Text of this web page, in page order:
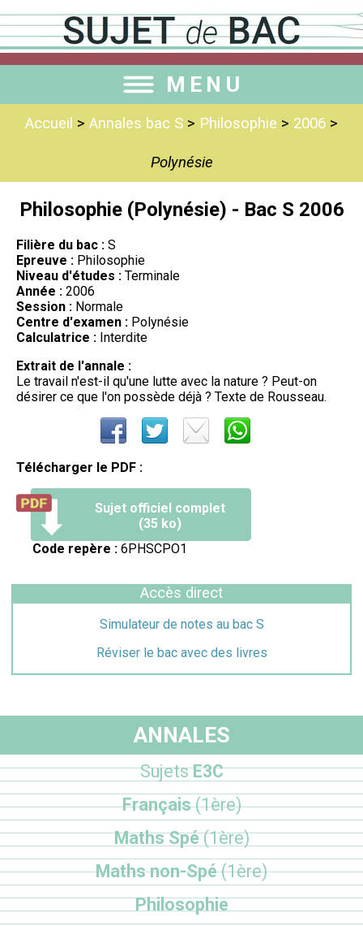
MENU
Accueil > Annales bac S > Philosophie > 2006 >
Polynésie
Philosophie (Polynésie) - Bac S 2006
Filière du bac : S
Epreuve : Philosophie
Niveau d'études : Terminale
Année : 2006
Session : Normale
Centre d'examen : Polynésie
Calculatrice : Interdite
Extrait de l'annale :
Le travail n'est-il qu'une lutte avec la nature ? Peut-on
désirer ce que l'on possède déjà ? Texte de Rousseau.
Télécharger le PDF :
Sujet officiel complet
(35 ko)
Code repère : 6PHSCPO1
Accès direct
Simulateur de notes au bac S
Réviser le bac avec des livres
ANNALES
SujetsE3C
Français(1ère)
Maths Spé(1ère)
Maths non-Spé(1ère)
Philosophie